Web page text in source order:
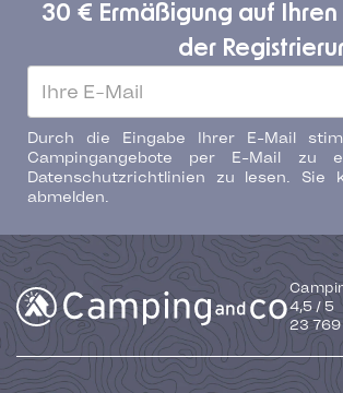
30 € Ermäßigung auf
der
Durch die Eingabe Ihrer E-Mail
Campingangebote per E-Mail zu
Datenschutzrichtlinien zu lesen. Sie
abmelden.
4,5 / 5
23 769